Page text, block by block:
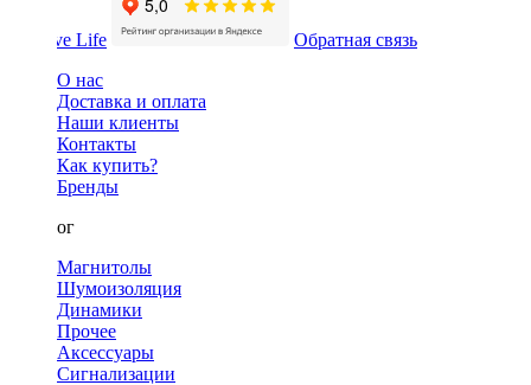
Обратная связь
О нас
Доставка и оплата
Наши клиенты
Контакты
Как купить?
Бренды
Каталог
Магнитолы
Шумоизоляция
Динамики
Прочее
Аксессуары
Сигнализации